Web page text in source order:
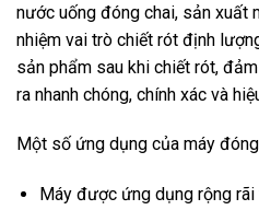
nước uống đóng chai, sản xuất
nhiệm vai trò chiết rót định
sản phẩm sau khi chiết rót,
ra nhanh chóng, chính xác và
Một số ứng dụng của máy
Máy được ứng dụng rộng